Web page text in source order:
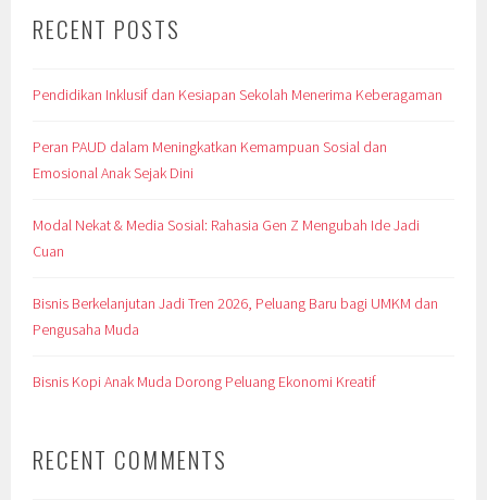
RECENT POSTS
Pendidikan Inklusif dan Kesiapan Sekolah Menerima Keberagaman
Peran PAUD dalam Meningkatkan Kemampuan Sosial dan
Emosional Anak Sejak Dini
Modal Nekat & Media Sosial: Rahasia Gen Z Mengubah Ide Jadi
Cuan
Bisnis Berkelanjutan Jadi Tren 2026, Peluang Baru bagi UMKM dan
Pengusaha Muda
Bisnis Kopi Anak Muda Dorong Peluang Ekonomi Kreatif
RECENT COMMENTS